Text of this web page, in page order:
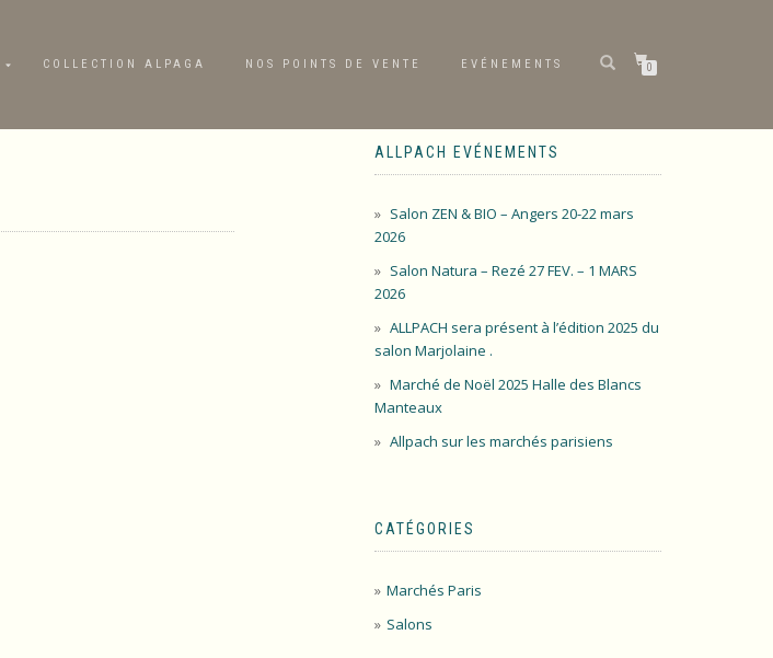
COLLECTION ALPAGA NOS POINTS DE VENTE EVÉNEMENTS 0
ALLPACH EVÉNEMENTS
Salon ZEN & BIO – Angers 20-22 mars
2026
Salon Natura – Rezé 27 FEV. – 1 MARS
2026
ALLPACH sera présent à l’édition 2025 du
salon Marjolaine .
Marché de Noël 2025 Halle des Blancs
Manteaux
Allpach sur les marchés parisiens
CATÉGORIES
Marchés Paris
Salons